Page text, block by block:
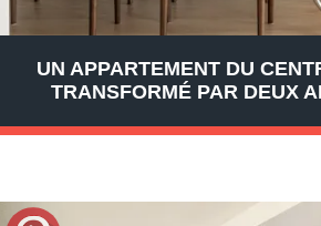
UN APPARTEMENT DU
TRANSFORMÉ PAR DEUX